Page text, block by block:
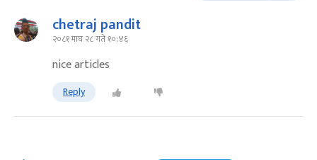
chetraj pandit
२०८१ माघ २८ गते १०:४६
nice articles
Reply